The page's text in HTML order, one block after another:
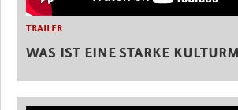
TRAILER
WAS IST EINE STARKE